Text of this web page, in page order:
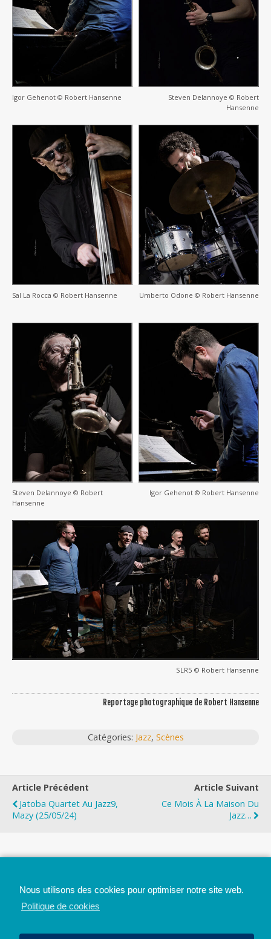
Igor Gehenot © Robert Hansenne
Steven Delannoye © Robert
Hansenne
Sal La Rocca © Robert Hansenne Umberto Odone © Robert Hansenne
Steven Delannoye © Robert
Hansenne
Igor Gehenot © Robert Hansenne
SLR5 © Robert Hansenne
Reportage photographique de Robert Hansenne
Catégories: Jazz, Scènes
Article Précédent
Jatoba Quartet Au Jazz9,
Mazy (25/05/24)
Article Suivant
Ce Mois À La Maison Du
Jazz…
Nous utilisons des cookies pour optimiser notre site web.
Politique de cookies